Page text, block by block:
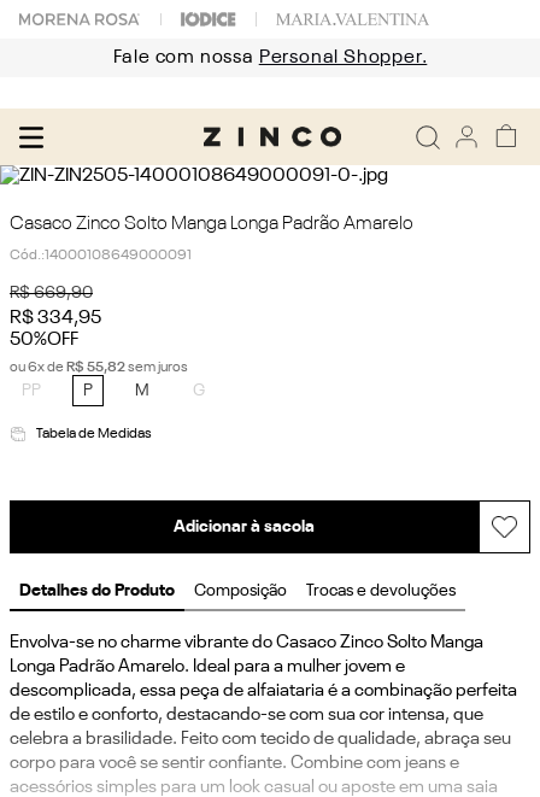
Fale com nossa Personal Shopper.
Casaco Zinco Solto Manga Longa Padrão Amarelo
Cód.:14000108649000091
R$ 669,90
R$334,95
50%OFF
ou6x de R$ 55,82sem juros
PP P M G
Tabela de Medidas
Adicionar à sacola
Detalhes do Produto Composição Trocas e devoluções
Envolva-se no charme vibrante do Casaco Zinco Solto Manga
Longa Padrão Amarelo. Ideal para a mulher jovem e
descomplicada, essa peça de alfaiataria é a combinação perfeita
de estilo e conforto, destacando-se com sua cor intensa, que
celebra a brasilidade. Feito com tecido de qualidade, abraça seu
corpo para você se sentir confiante. Combine com jeans e
acessórios simples para um look casual ou aposte em uma saia